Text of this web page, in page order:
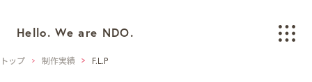
Hello. We are NDO.
トップ 制作実績 F.L.P